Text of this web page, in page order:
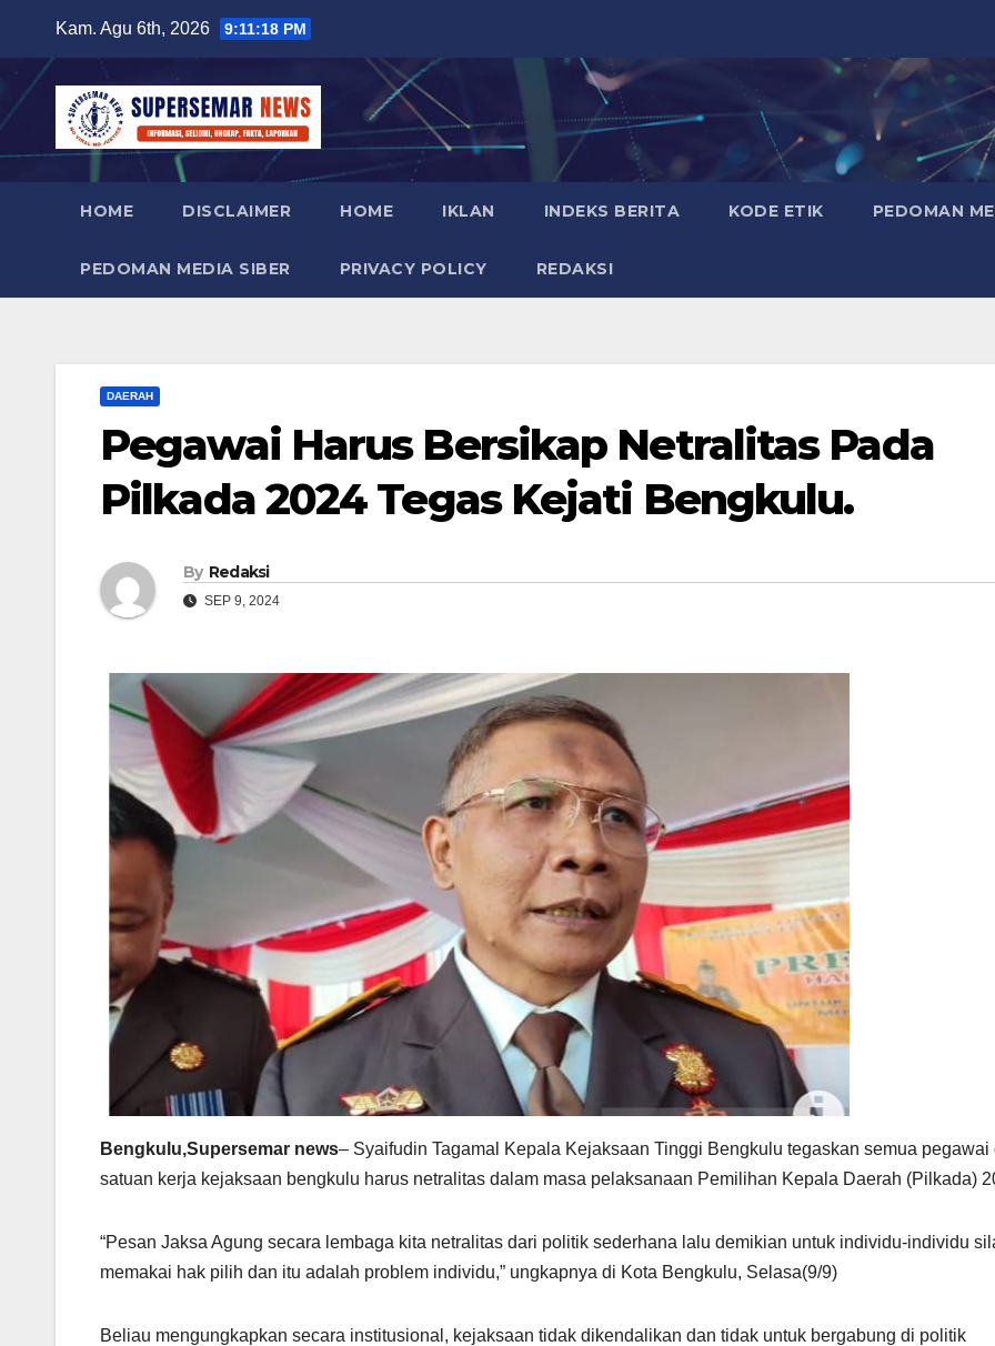
content
Kam. Agu 6th, 2026 9:11:19 PM
HOME DISCLAIMER HOME IKLAN INDEKS BERITA KODE ETIK PEDOMAN
PEDOMAN MEDIA SIBER PRIVACY POLICY REDAKSI
DAERAH
Pegawai Harus Bersikap Netralitas Pada
Pilkada 2024 Tegas Kejati Bengkulu.
By Redaksi
SEP 9, 2024
Bengkulu,Supersemar news– Syaifudin Tagamal Kepala Kejaksaan Tinggi Bengkulu tegaskan semua pegawai
satuan kerja kejaksaan bengkulu harus netralitas dalam masa pelaksanaan Pemilihan Kepala Daerah (Pilkada)
“Pesan Jaksa Agung secara lembaga kita netralitas dari politik sederhana lalu demikian untuk individu-individu
memakai hak pilih dan itu adalah problem individu,” ungkapnya di Kota Bengkulu, Selasa(9/9)
Beliau mengungkapkan secara institusional, kejaksaan tidak dikendalikan dan tidak untuk bergabung di politik